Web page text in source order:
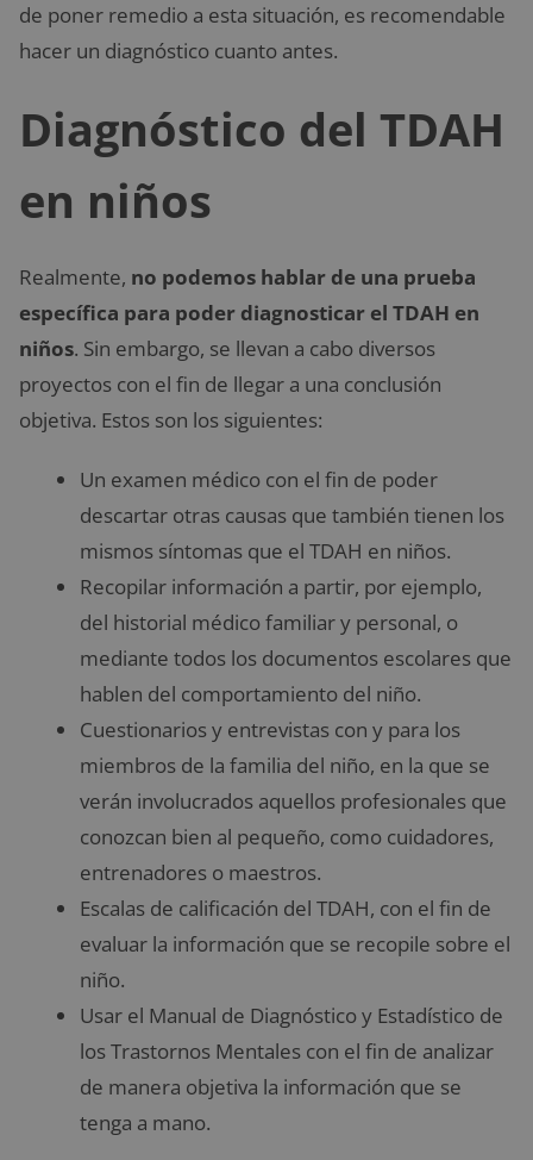
de poner remedio a esta situación, es recomendable
hacer un diagnóstico cuanto antes.
Diagnóstico del TDAH
en niños
Realmente, no podemos hablar de una prueba
específica para poder diagnosticar el TDAH en
niños. Sin embargo, se llevan a cabo diversos
proyectos con el fin de llegar a una conclusión
objetiva. Estos son los siguientes:
Un examen médico con el fin de poder
descartar otras causas que también tienen los
mismos síntomas que el TDAH en niños.
Recopilar información a partir, por ejemplo,
del historial médico familiar y personal, o
mediante todos los documentos escolares que
hablen del comportamiento del niño.
Cuestionarios y entrevistas con y para los
miembros de la familia del niño, en la que se
verán involucrados aquellos profesionales que
conozcan bien al pequeño, como cuidadores,
entrenadores o maestros.
Escalas de calificación del TDAH, con el fin de
evaluar la información que se recopile sobre el
niño.
Usar el Manual de Diagnóstico y Estadístico de
los Trastornos Mentales con el fin de analizar
de manera objetiva la información que se
tenga a mano.